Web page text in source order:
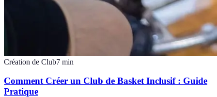
Création de Club7 min
Comment Créer un Club de Basket Inclusif : Guide
Pratique